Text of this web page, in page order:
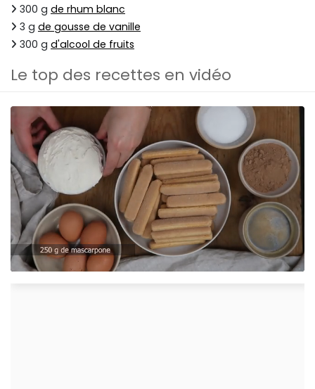
300 g de rhum blanc
3 g de gousse de vanille
300 g d'alcool de fruits
Le top des recettes en vidéo